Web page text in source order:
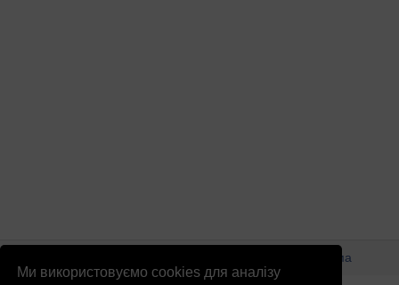
Ми використовуємо cookies для аналізу
Реклама